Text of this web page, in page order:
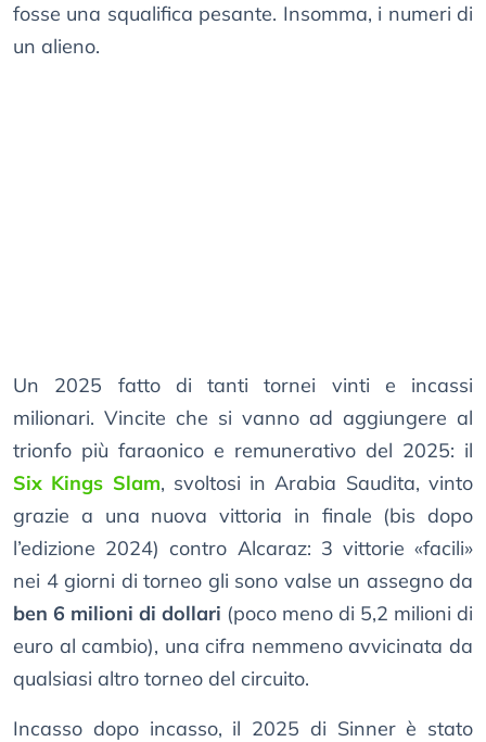
fosse una squalifica pesante. Insomma, i numeri di
un alieno.
Un 2025 fatto di tanti tornei vinti e incassi
milionari. Vincite che si vanno ad aggiungere al
trionfo più faraonico e remunerativo del 2025: il
Six Kings Slam, svoltosi in Arabia Saudita, vinto
grazie a una nuova vittoria in finale (bis dopo
l’edizione 2024) contro Alcaraz: 3 vittorie «facili»
nei 4 giorni di torneo gli sono valse un assegno da
ben 6 milioni di dollari (poco meno di 5,2 milioni di
euro al cambio), una cifra nemmeno avvicinata da
qualsiasi altro torneo del circuito.
Incasso dopo incasso, il 2025 di Sinner è stato